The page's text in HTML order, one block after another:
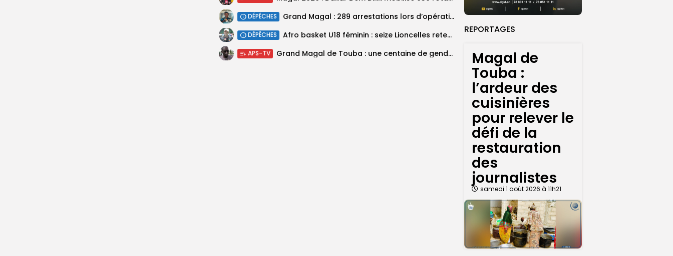
REPORTAGES
Magal de
Touba :
l’ardeur des
cuisinières
pour relever le
défi de la
restauration
des
journalistes
samedi 1 août 2026 à 11h21
DÉPÊCHES Grand Magal : 289 arrestations lors d’opérations préventives de sécurisation
DÉPÊCHES ‎Afro basket U18 féminin : seize Lioncelles retenues pour l’étape finale de...
APS-TV Grand Magal de Touba : une centaine de gendarmes mobilisés sur les...